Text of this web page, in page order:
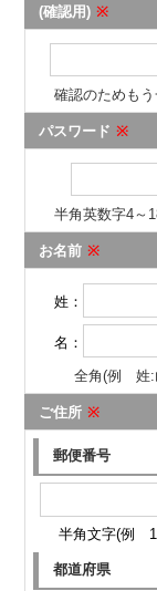
(確認用) ※
確認のためも
パスワード ※
半角英数字4～
お名前 ※
姓：
名：
全角(例 姓:
ご住所 ※
郵便番号
半角文字(例
都道府県